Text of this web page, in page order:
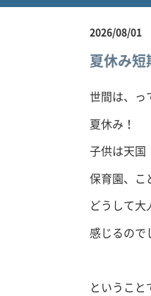
2026/08/01
夏休み短
世間は、っ
夏休み！
子供は天国
保育園、こ
どうして
感じるので
というこ